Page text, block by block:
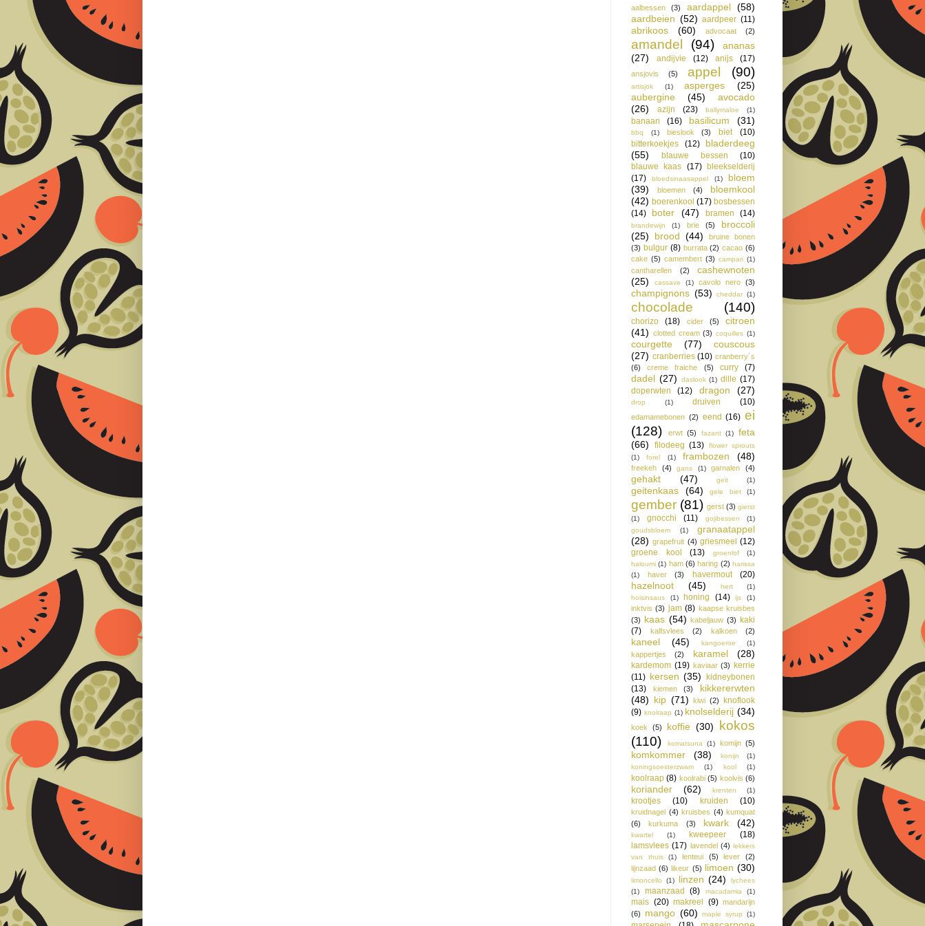
aalbessen (3) aardappel (58)
aardbeien (52) aardpeer (11)
abrikoos (60) advocaat (2)
amandel (94)
ananas
(27)
andijvie (12) anijs (17)
ansjovis (5) appel (90)
artisjok (1) asperges
(25)
aubergine
(45)
avocado
(26)
azijn (23) ballymaloe (1)
banaan (16) basilicum (31)
bbq (1) bieslook (3) biet
(10)
bitterkoekjes
(12)
bladerdeeg
(55)
blauwe bessen
(10)
blauwe kaas (17) bleekselderij
(17)
bloedsinaasappel (1)
bloem
(39)
bloemen (4)
bloemkool
(42) boerenkool (17) bosbessen
(14)
boter (47) bramen (14)
brandewijn (1) brie (5)
broccoli
(25)
brood (44)
bruine bonen
(3) bulgur (8) burrata (2) cacao (6)
cake (5) camembert (3) campari (1)
cantharellen (2)
cashewnoten
(25)
cassave (1) cavolo nero (3)
champignons (53) cheddar (1)
chocolade (140)
chorizo (18) cider (5)
citroen
(41) clotted cream (3) coquilles (1)
courgette (77)
couscous
(27) cranberries (10) cranberry´s
(6)
creme fraiche (5) curry (7)
dadel (27) daslook (1) dille (17)
doperwten
(12) dragon (27)
drop (1) druiven (10)
edamamebonen (2) eend (16) ei
(128)
erwt (5) fazant (1)
feta
(66)
filodeeg (13)
flower sprouts
(1)
forel (1) frambozen (48)
freekeh (4) gans (1) garnalen (4)
gehakt (47) geit (1)
geitenkaas (64) gele biet (1)
gember (81) gerst (3) gierst
(1)
gnocchi (11) gojibessen
(1)
goudsbloem
(1)
granaatappel
(28) grapefruit (4) griesmeel (12)
groene kool
(13) groenlof
(1)
haloumi (1) ham (6) haring (2) harissa
(1)
haver (3) havermout (20)
hazelnoot (45) hert
(1)
hoisinsaus
(1) honing (14) ijs (1)
inktvis (3) jam (8) kaapse kruisbes
(3) kaas (54) kabeljauw (3) kaki
(7)
kalfsvlees (2) kalkoen (2)
kaneel (45) kangoeroe (1)
kappertjes (2) karamel (28)
kardemom (19) kaviaar (3) kerrie
(11) kersen (35) kidneybonen
(13)
kiemen (3)
kikkererwten
(48) kip (71) kiwi (2) knoflook
(9) knolraap (1) knolselderij (34)
koek (5) koffie (30)
kokos
(110)
komatsuna (1) komijn (5)
komkommer (38) konijn
(1)
koningsoesterzwam
(1) kool (1)
koolraap (8) koolrabi (5) koolvis (6)
koriander (62) krenten (1)
krootjes (10) kruiden (10)
kruidnagel (4) kruisbes (4) kumquat
(6)
kurkuma (3) kwark (42)
kwartel (1) kweepeer
(18)
lamsvlees (17) lavendel (4) lekkers
van thuis
(1) lenteui (5) lever
(2)
lijnzaad (6) likeur (5) limoen (30)
limoncello (1) linzen (24)
lychees
(1)
maanzaad (8) macadamia (1)
mais (20) makreel (9) mandarijn
(6)
mango (60) maple syrup (1)